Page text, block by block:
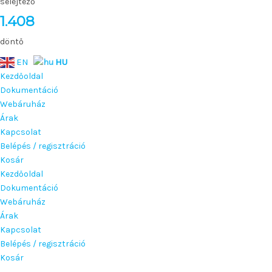
1.408
döntő
EN HU
Kezdőoldal
Dokumentáció
Webáruház
Árak
Kapcsolat
Belépés / regisztráció
Kosár
Kezdőoldal
Dokumentáció
Webáruház
Árak
Kapcsolat
Belépés / regisztráció
Kosár